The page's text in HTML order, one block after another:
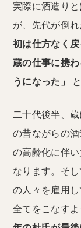
実際に酒造り
が、先代が倒
初は仕方なく
蔵の仕事に携
うになった」
二十代後半、
の昔ながらの
の高齢化に伴
なります。そ
の人々を雇用
全てをこなすよ